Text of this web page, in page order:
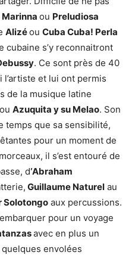
Marinna ou Preludiosa
Alizéou Cuba Cuba! Perla
cubaine s’y reconnaitront
. Ce sont près de 40
et lui ont permis
de la musique latine
ou Azuquita y su Melao. Son
temps que sa sensibilité,
pour un moment de
il s’est entouré de
d‘Abraham
Guillaume Naturel au
Solotongo aux percussions.
pour un voyage
avec en plus un
envolées